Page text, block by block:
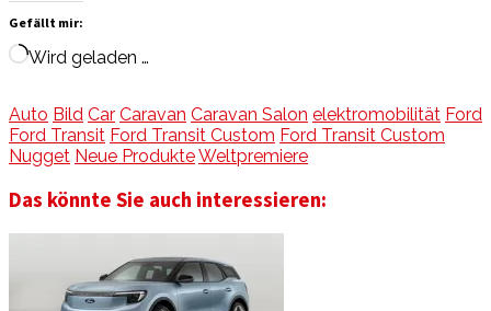
Gefällt mir:
Wird geladen …
Auto Bild Car Caravan Caravan Salon elektromobilität Ford
Ford Transit Ford Transit Custom Ford Transit Custom
Nugget Neue ProdukteWeltpremiere
Das könnte Sie auch interessieren: